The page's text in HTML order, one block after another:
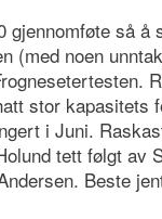
gjennomføte så å
(med noen
stor kapasitets
i Juni.
tett følgt av
Beste